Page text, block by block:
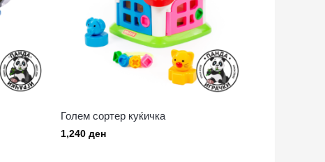
Голем сортер куќичка
1,240 ден